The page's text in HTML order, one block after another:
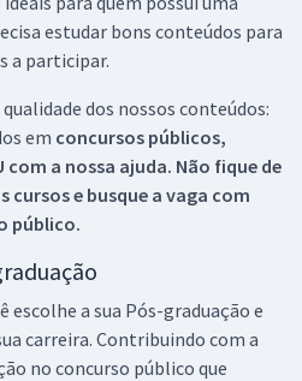
estudar bons conteúdos para
a participar.
dos nossos conteúdos:
em concursos públicos,
com a nossa ajuda. Não fique de
cursos e busque a vaga com
público.
escolhe a sua Pós-graduação e
carreira. Contribuindo com a
no concurso público que